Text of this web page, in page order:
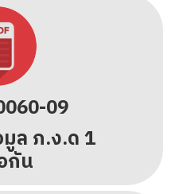
09
มูล ภ.ง.ด 1
กัน